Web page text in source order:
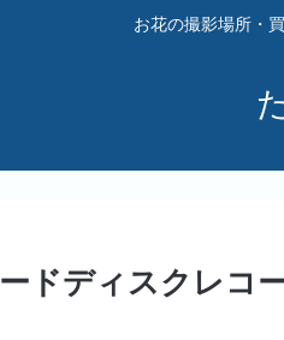
お花の撮影場所・
ドディスクレコ